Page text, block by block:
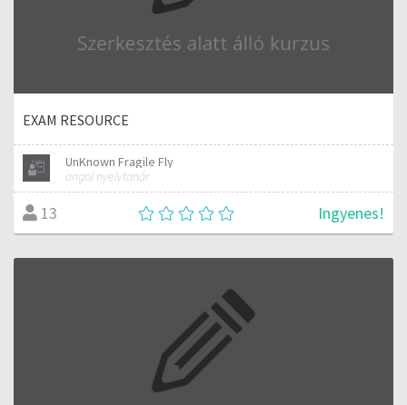
EXAM RESOURCE
UnKnown Fragile Fly
angol nyelvtanár
13 Ingyenes!